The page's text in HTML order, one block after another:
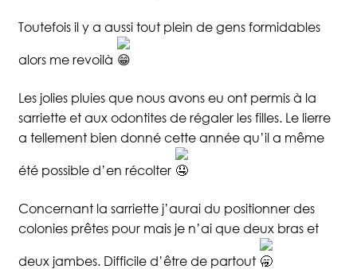
Toutefois il y a aussi tout plein de gens formidables
alors me revoilà
Les jolies pluies que nous avons eu ont permis à la
sarriette et aux odontites de régaler les filles. Le lierre
a tellement bien donné cette année qu’il a même
été possible d’en récolter
Concernant la sarriette j’aurai du positionner des
colonies prêtes pour mais je n’ai que deux bras et
deux jambes. Difficile d’être de partout